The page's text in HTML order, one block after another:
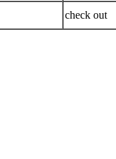
check out